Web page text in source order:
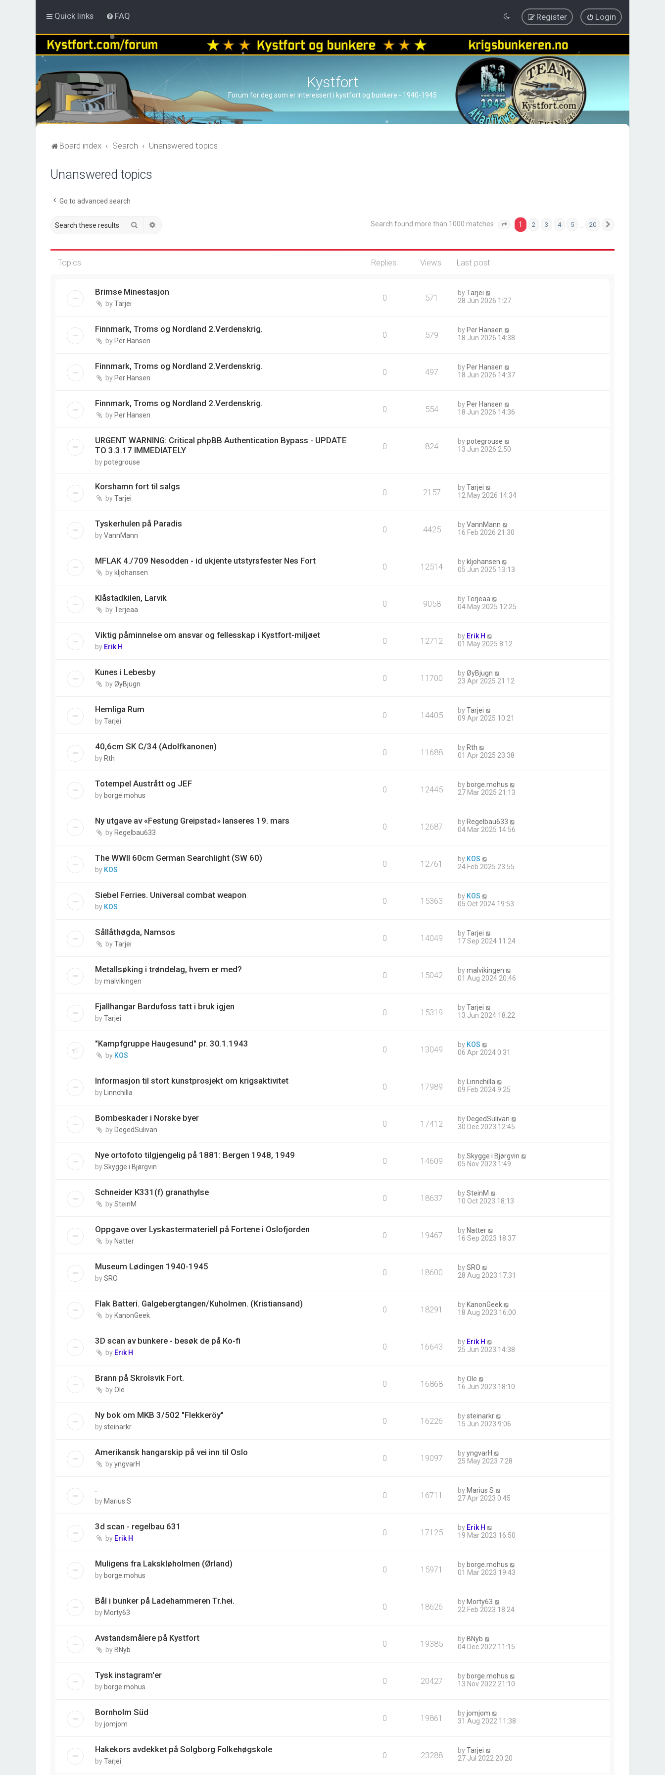
Quick links FAQ Login
Register
Kystfort
Forum for deg som er interessert i kystfort og bunkere - 1940-1945
Board index Search Unanswered topics
Unanswered topics
Go to advanced search
Search Search found more than 1000 matches Page 1 of
1 2 3 4 5 20
Topics Replies Views Last post
Brimse Minestasjon
byTarjei
0 571 byTarjei
28 Jun 2026 1:27
Finnmark, Troms og Nordland 2.Verdenskrig.
by Per Hansen
0 579 by Per Hansen
18 Jun 2026 14:38
Finnmark, Troms og Nordland 2.Verdenskrig.
by Per Hansen
0 497 by Per Hansen
18 Jun 2026 14:37
Finnmark, Troms og Nordland 2.Verdenskrig.
by Per Hansen
0 554 by Per Hansen
18 Jun 2026 14:36
URGENT WARNING: Critical phpBB Authentication Bypass - UPDATE
TO 3.3.17 IMMEDIATELY
bypotegrouse
0 824 bypotegrouse
13 Jun 2026 2:50
Korshamn fort til salgs
byTarjei
0 2157 byTarjei
12 May 2026 14:34
Tyskerhulen på Paradis
byVannMann
0 4425 byVannMann
16 Feb 2026 21:30
MFLAK 4./709 Nesodden - id ukjente utstyrsfester Nes Fort
by kljohansen
0 12514 by kljohansen
05 Jun 2025 13:13
Klåstadkilen, Larvik
byTerjeaa
0 9058 byTerjeaa
04 May 2025 12:25
Viktig påminnelse om ansvar og fellesskap i Kystfort-miljøet
by Erik H
0 12712 by Erik H
01 May 2025 8:12
Kunes i Lebesby
byØyBjugn
0 11700 byØyBjugn
23 Apr 2025 21:12
Hemliga Rum
byTarjei
0 14405 byTarjei
09 Apr 2025 10:21
40,6cm SK C/34 (Adolfkanonen)
by Rth
0 11688 by Rth
01 Apr 2025 23:38
Totempel Austrått og JEF
by borge.mohus
0 12445 by borge.mohus
27 Mar 2025 21:13
Ny utgave av «Festung Greipstad» lanseres 19. mars
by Regelbau633
0 12687 by Regelbau633
04 Mar 2025 14:56
The WWII 60cm German Searchlight (SW 60)
by KOS
0 12761 by KOS
24 Feb 2025 23:55
Siebel Ferries. Universal combat weapon
by KOS
0 15363 by KOS
05 Oct 2024 19:53
Sållåthøgda, Namsos
byTarjei
0 14049 byTarjei
17 Sep 2024 11:24
Metallsøking i trøndelag, hvem er med?
bymalvikingen
0 15042 bymalvikingen
01 Aug 2024 20:46
Fjallhangar Bardufoss tatt i bruk igjen
byTarjei
0 15319 byTarjei
13 Jun 2024 18:22
"Kampfgruppe Haugesund" pr. 30.1.1943
by KOS
0 13049 by KOS
06 Apr 2024 0:31
Informasjon til stort kunstprosjekt om krigsaktivitet
by Linnchilla
0 17989 by
Linnchilla
09 Feb 2024 9:25
Bombeskader i Norske byer
by DegedSulivan
0 17412 by DegedSulivan
30 Dec 2023 12:45
Nye ortofoto tilgjengelig på 1881: Bergen 1948, 1949
bySkygge i Bjørgvin
0 14609 bySkygge i Bjørgvin
05 Nov 2023 1:49
Schneider K331(f) granathylse
bySteinM
0 18637 bySteinM
10 Oct 2023 18:13
Oppgave over Lyskastermateriell på Fortene i Oslofjorden
by Natter
0 19467 by Natter
16 Sep 2023 18:37
Museum Lødingen 1940-1945
bySRO
0 18600 bySRO
28 Aug 2023 17:31
Flak Batteri. Galgebergtangen/Kuholmen. (Kristiansand)
by KanonGeek
0 18291 by KanonGeek
18 Aug 2023 16:00
3D scan av bunkere - besøk de på Ko-fi
by Erik H
0 16643 by Erik H
25 Jun 2023 14:38
Brann på Skrolsvik Fort.
byOle
0 16868 byOle
16 Jun 2023 18:10
Ny bok om MKB 3/502 "Flekkeröy"
bysteinarkr
0 16226 bysteinarkr
15 Jun 2023 9:06
Amerikansk hangarskip på vei inn til Oslo
byyngvarH
0 19097 byyngvarH
25 May 2023 7:28
.
by Marius S
0 16711 by Marius S
27 Apr 2023 0:45
3d scan - regelbau 631
by Erik H
0 17125 by Erik H
19 Mar 2023 16:50
Muligens fra Lakskløholmen (Ørland)
by borge.mohus
0 15971 by borge.mohus
01 Mar 2023 19:43
Bål i bunker på Ladehammeren Tr.hei.
by Morty63
0 18626 by Morty63
22 Feb 2023 18:24
Avstandsmålere på Kystfort
by BNyb
0 19385 by BNyb
04 Dec 2022 11:15
Tysk instagram'er
by borge.mohus
0 20427 by borge.mohus
13 Nov 2022 21:10
Bornholm Süd
byjomjom
0 19861 byjomjom
31 Aug 2022 11:38
Hakekors avdekket på Solgborg Folkehøgskole
byTarjei
0 23288 byTarjei
27 Jul 2022 20:20